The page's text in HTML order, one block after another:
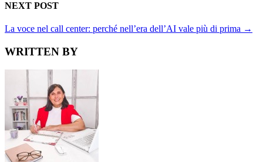
NEXT POST
La voce nel call center: perché nell’era dell’AI vale più di prima →
WRITTEN BY